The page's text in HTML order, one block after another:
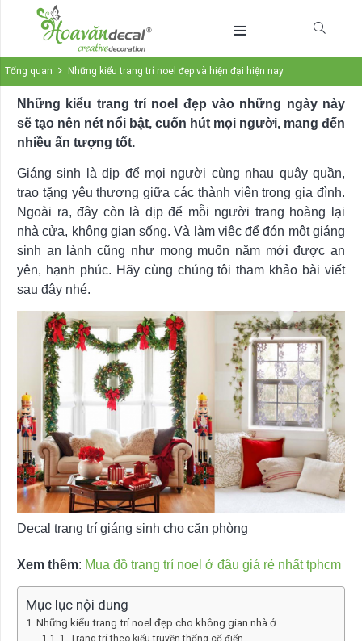
Tổng quan Những kiểu trang trí noel đẹp và hiện đại hiện nay
Những kiểu trang trí noel đẹp vào những ngày này
sẽ tạo nên nét nổi bật, cuốn hút mọi người, mang đến
nhiều ấn tượng tốt.
Giáng sinh là dịp để mọi người cùng nhau quây quần,
trao tặng yêu thương giữa các thành viên trong gia đình.
Ngoài ra, đây còn là dịp để mỗi người trang hoàng lại
nhà cửa, không gian sống. Và làm việc để đón một giáng
sinh an lành cũng như mong muốn năm mới được an
yên, hạnh phúc. Hãy cùng chúng tôi tham khảo bài viết
sau đây nhé.
Decal trang trí giáng sinh cho căn phòng
Xem thêm: Mua đồ trang trí noel ở đâu giá rẻ nhất tphcm
Mục lục nội dung
Những kiểu trang trí noel đẹp cho không gian nhà ở
1. Trang trí theo kiểu truyền thống cổ điển